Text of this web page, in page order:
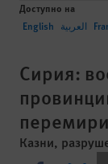
Доступно на
English العربية
Сирия:
Казни,